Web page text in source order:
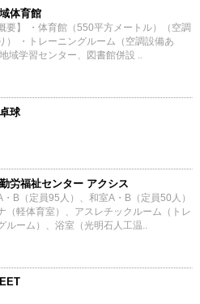
体育館
要】 ・体育館（550平方メートル）（空調
） ・トレーニングルーム（空調設備あ
域学習センター、図書館併設 ..
球
労福祉センター アクシス
・B（定員95人）、和室A・B（定員50人）
（軽体育室）、アスレチックルーム（トレ
ルーム）、浴室（光明石人工温..